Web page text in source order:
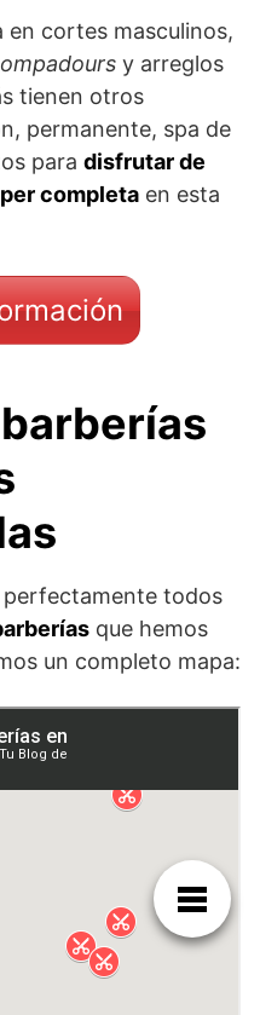
en cortes masculinos,
y arreglos
tienen otros
permanente, spa de
para disfrutar de
completa en esta
perfectamente todos
que hemos
un completo mapa: